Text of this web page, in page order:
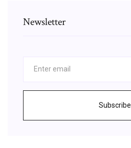
Newsletter
Subscribe